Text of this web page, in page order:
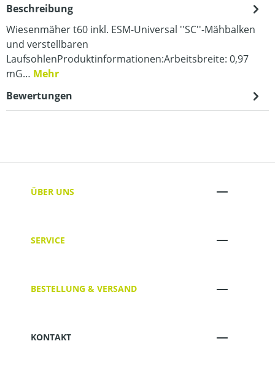
Beschreibung
Wiesenmäher t60 inkl. ESM-Universal ''SC''-Mähbalken
und verstellbaren
LaufsohlenProduktinformationen:Arbeitsbreite: 0,97
mG… Mehr
Bewertungen
ÜBER UNS
SERVICE
BESTELLUNG & VERSAND
KONTAKT